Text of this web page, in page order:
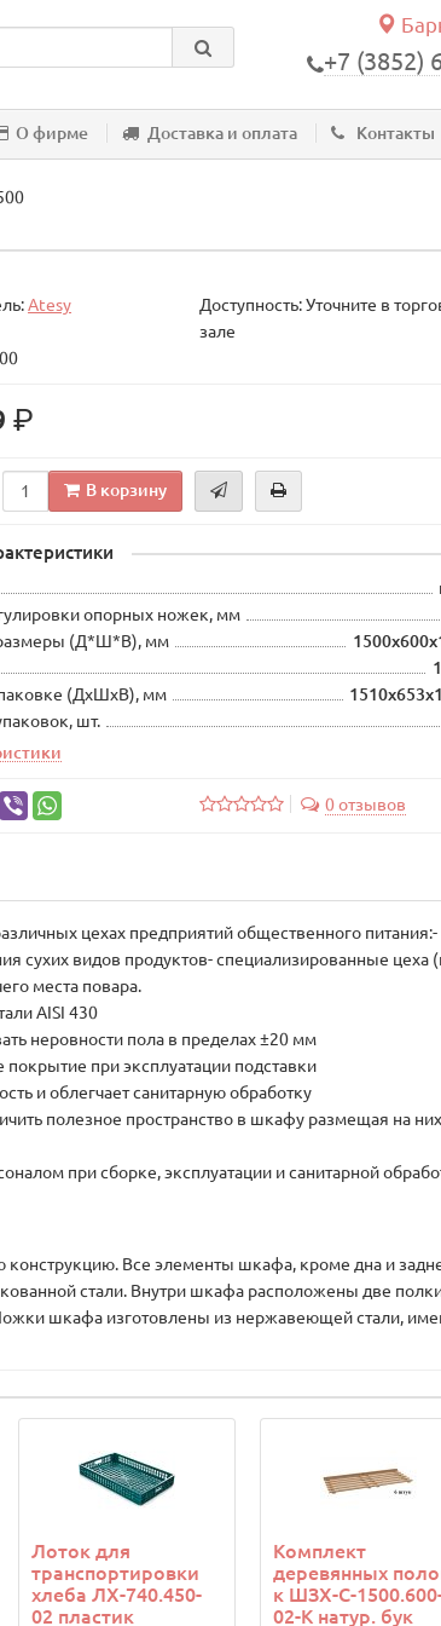
+7 (3852)
О фирме Доставка и оплата Контакты
Atesy
Доступность: Уточните в
зале
р.
В корзину
опорных ножек, мм
размеры (Д*Ш*В), мм
(ДхШхВ), мм
шт.
0 отзывов
цехах предприятий общественного
сухих видов продуктов- специализированные цеха
места повара.
AISI 430
неровности пола в пределах ±20 мм
при эксплуатации подставки
и облегчает санитарную обработку
полезное пространство в шкафу размещая на
при сборке, эксплуатации и санитарной
Все элементы шкафа, кроме дна и
стали. Внутри шкафа расположены две
шкафа изготовлены из нержавеющей стали,
Лоток для
транспортировки
хлеба ЛХ-740.450-
02 пластик
Комплект
деревянных
к ШЗХ-С-
02-К натур. бук